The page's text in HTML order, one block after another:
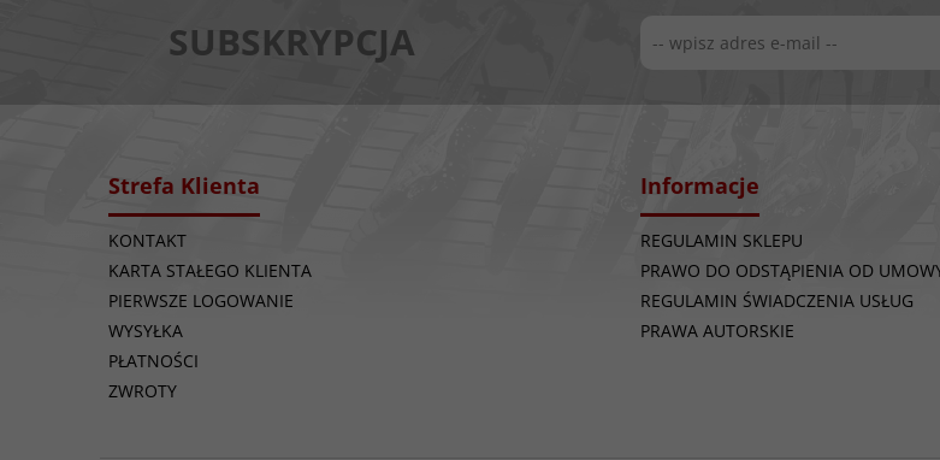
SUBSKRYPCJA
Strefa Klienta
KONTAKT
KARTA STAŁEGO KLIENTA
PIERWSZE LOGOWANIE
WYSYŁKA
PŁATNOŚCI
ZWROTY
Informacje
REGULAMIN SKLEPU
PRAWO DO ODSTĄPIENIA OD
REGULAMIN ŚWIADCZENIA USŁUG
PRAWA AUTORSKIE